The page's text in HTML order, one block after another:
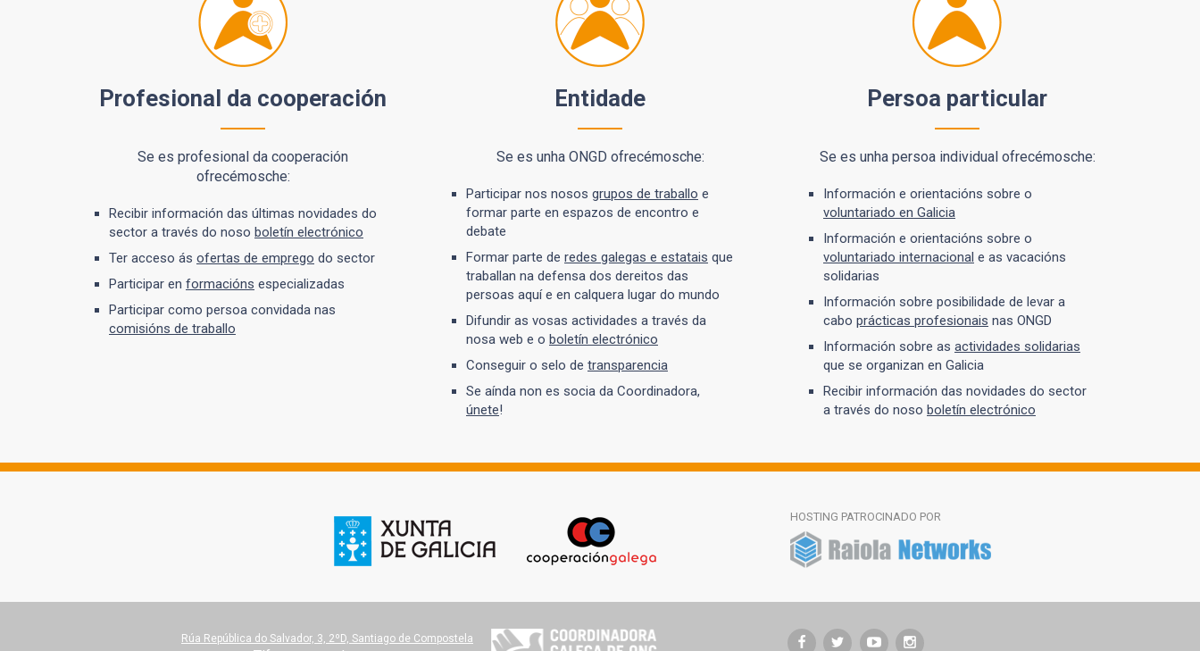
Profesional da cooperación
Se es profesional da cooperación
ofrecémosche:
Recibir información das últimas novidades do
sector a través do noso boletín electrónico
Ter acceso ás ofertas de emprego do sector
Participar en formacións especializadas
Participar como persoa convidada nas
comisións de traballo
Entidade
Se es unha ONGD ofrecémosche:
Participar nos nosos grupos de traballo e
formar parte en espazos de encontro e
debate
Formar parte de redes galegas e estatais que
traballan na defensa dos dereitos das
persoas aquí e en calquera lugar do mundo
Difundir as vosas actividades a través da
nosa web e o boletín electrónico
Conseguir o selo de transparencia
Se aínda non es socia da Coordinadora,
únete!
Persoa particular
Se es unha persoa individual ofrecémosche:
Información e orientacións sobre o
voluntariado en Galicia
Información e orientacións sobre o
voluntariado internacional e as vacacións
solidarias
Información sobre posibilidade de levar a
cabo prácticas profesionais nas ONGD
Información sobre as actividades solidarias
que se organizan en Galicia
Recibir información das novidades do sector
a través do noso boletín electrónico
HOSTING PATROCINADO POR
Rúa República do Salvador, 3, 2ºD, Santiago de Compostela